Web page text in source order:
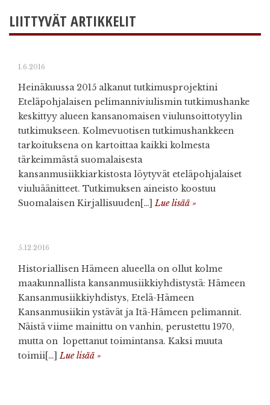
LIITTYVÄT ARTIKKELIT
1.6.2016
Heinäkuussa 2015 alkanut tutkimusprojektini
Eteläpohjalaisen pelimanniviulismin tutkimushanke
keskittyy alueen kansanomaisen viulunsoittotyylin
tutkimukseen. Kolmevuotisen tutkimushankkeen
tarkoituksena on kartoittaa kaikki kolmesta
tärkeimmästä suomalaisesta
kansanmusiikkiarkistosta löytyvät eteläpohjalaiset
viuluäänitteet. Tutkimuksen aineisto koostuu
Suomalaisen Kirjallisuuden[…] Lue lisää »
5.12.2016
Historiallisen Hämeen alueella on ollut kolme
maakunnallista kansanmusiikkiyhdistystä: Hämeen
Kansanmusiikkiyhdistys, Etelä-Hämeen
Kansanmusiikin ystävät ja Itä-Hämeen pelimannit.
Näistä viime mainittu on vanhin, perustettu 1970,
mutta on lopettanut toimintansa. Kaksi muuta
toimii[…] Lue lisää »